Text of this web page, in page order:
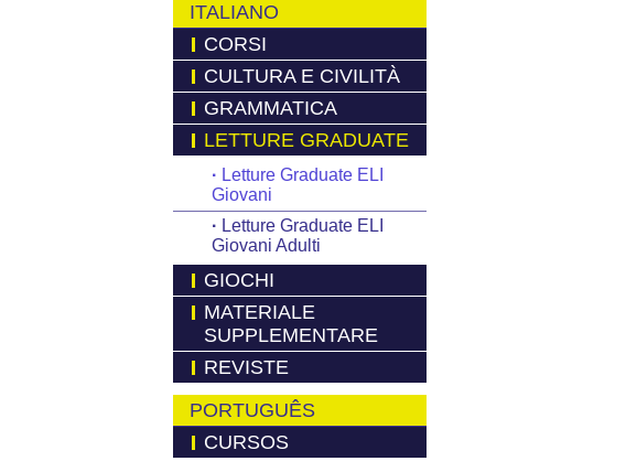
ITALIANO
CORSI
CULTURA E CIVILITÀ
GRAMMATICA
LETTURE GRADUATE
· Letture Graduate ELI
Giovani
· Letture Graduate ELI
Giovani Adulti
GIOCHI
MATERIALE
SUPPLEMENTARE
REVISTE
PORTUGUÊS
CURSOS